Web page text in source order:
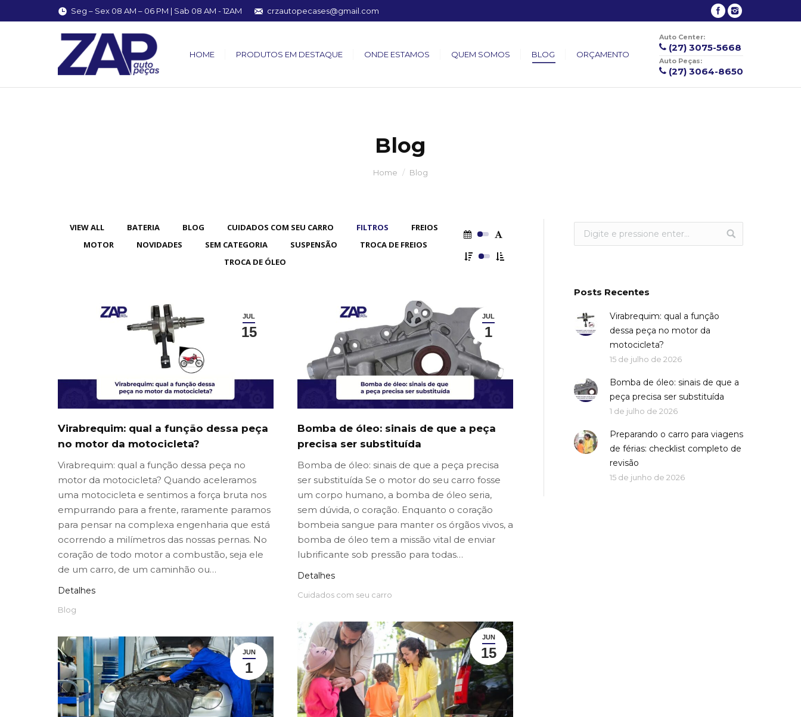
Seg – Sex 08 AM – 06 PM | Sab 08 AM - 12AM crzautopecases@gmail.com
HOME PRODUTOS EM DESTAQUE ONDE ESTAMOS QUEM SOMOS BLOG ORÇAMENTO
Auto Center:
(27) 3075-5668
Auto Peças:
(27) 3064-8650
Blog
Home Blog
VIEW ALL BATERIA BLOG CUIDADOS COM SEU CARRO FILTROS
FREIOS
MOTOR
NOVIDADES SEM CATEGORIA SUSPENSÃO
TROCA DE FREIOS
TROCA DE ÓLEO
JUL
15
Virabrequim: qual a função dessa peça
no motor da motocicleta?
Virabrequim: qual a função dessa peça no
motor da motocicleta? Quando aceleramos
uma motocicleta e sentimos a força bruta nos
empurrando para a frente, raramente paramos
para pensar na complexa engenharia que está
ocorrendo a milímetros das nossas pernas. No
coração de todo motor a combustão, seja ele
de um carro, de um caminhão ou…
Detalhes
Blog
JUL
1
Bomba de óleo: sinais de que a peça
precisa ser substituída
Bomba de óleo: sinais de que a peça precisa
ser substituída Se o motor do seu carro fosse
um corpo humano, a bomba de óleo seria,
sem dúvida, o coração. Enquanto o coração
bombeia sangue para manter os órgãos vivos, a
bomba de óleo tem a missão vital de enviar
lubrificante sob pressão para todas…
Detalhes
Cuidados com seu carro
JUN
15
JUN
1
Posts Recentes
Virabrequim: qual a função
dessa peça no motor da
motocicleta?
15 de julho de 2026
Bomba de óleo: sinais de que a
peça precisa ser substituída
1 de julho de 2026
Preparando o carro para viagens
de férias: checklist completo de
revisão
15 de junho de 2026